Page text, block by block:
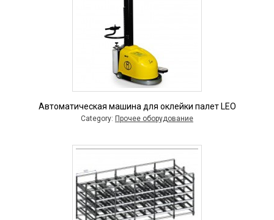
Автоматическая машина для оклейки палет LEO
Category: Прочее оборудование